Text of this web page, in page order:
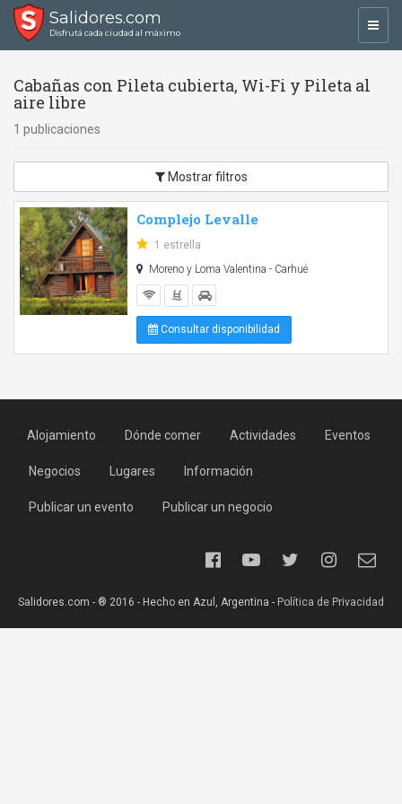
Salidores.com
Disfrutá cada ciudad al máximo
Cabañas con Pileta cubierta, Wi-Fi y Pileta al
aire libre
1 publicaciones
Mostrar filtros
Complejo Levalle
1 estrella
Moreno y Loma Valentina - Carhué
Consultar disponibilidad
Alojamiento Dónde comer Actividades Eventos
Negocios Lugares Información
Publicar un evento Publicar un negocio
Salidores.com - ® 2016 - Hecho en Azul, Argentina - Política de Privacidad